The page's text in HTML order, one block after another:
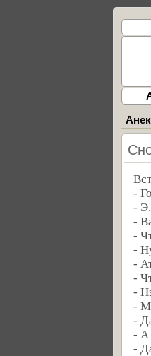
-
-
-
-
-
-
-
-
-
-
- А
-